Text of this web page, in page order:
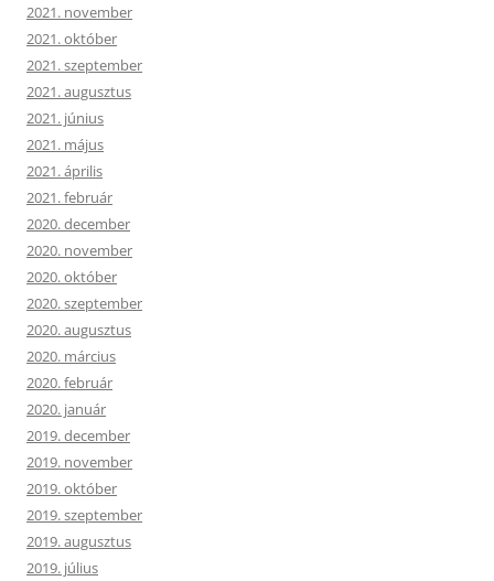
2021. november
2021. október
2021. szeptember
2021. augusztus
2021. június
2021. május
2021. április
2021. február
2020. december
2020. november
2020. október
2020. szeptember
2020. augusztus
2020. március
2020. február
2020. január
2019. december
2019. november
2019. október
2019. szeptember
2019. augusztus
2019. július